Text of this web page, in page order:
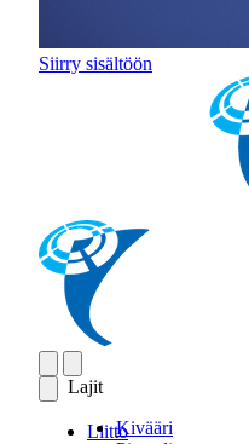
Siirry sisältöön
Lajit
Kivääri
Liitto